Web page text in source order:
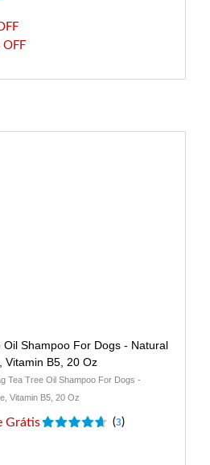
OFF
Oil Shampoo For Dogs - Natural
Vitamin B5, 20 Oz
Tea Tree Oil Shampoo For Dogs -
Vitamin B5, 20 Oz
Grátis (3)